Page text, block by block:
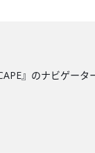
』のナビゲータ